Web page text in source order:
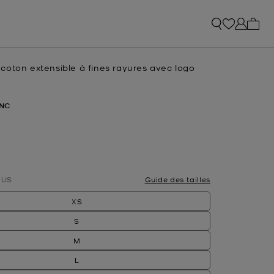
extensible à fines rayures avec logo
US Guide des tailles
XS
S
M
L